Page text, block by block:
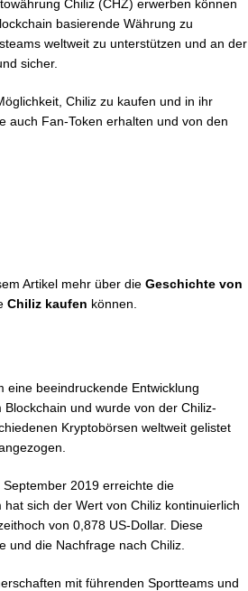
Chiliz (CHZ) erwerben können
basierende Währung zu
weltweit zu unterstützen und an der
sicher.
Chiliz zu kaufen und in ihr
auch Fan-Token erhalten und von den
Artikel mehr über die Geschichte von
Chiliz kaufen können.
eine beeindruckende Entwicklung
und wurde von der Chiliz-
Kryptobörsen weltweit gelistet
2019 erreichte die
sich der Wert von Chiliz kontinuierlich
von 0,878 US-Dollar. Diese
und die Nachfrage nach Chiliz.
mit führenden Sportteams und